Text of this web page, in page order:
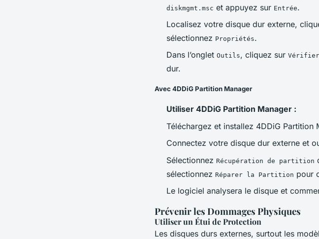
diskmgmt.msc et appuyez sur Entrée.
Localisez votre disque dur externe,
sélectionnez Propriétés.
Dans l’onglet Outils, cliquez sur Vérifier
dur.
Avec 4DDiG Partition Manager
Utiliser 4DDiG Partition Manager :
Téléchargez et installez 4DDiG Partition
Connectez votre disque dur externe et
Sélectionnez Récupération de partition
sélectionnez Réparer la Partition pour
Le logiciel analysera le disque et
Prévenir les Dommages Physiques
Utiliser un Étui de Protection
Les disques durs externes, surtout les